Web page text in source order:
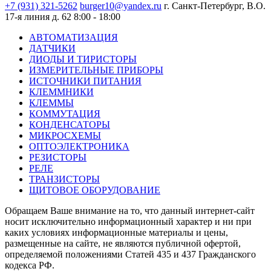
+7 (931) 321-5262 burger10@yandex.ru г. Санкт-Петербург, В.О.
17-я линия д. 62 8:00 - 18:00
АВТОМАТИЗАЦИЯ
ДАТЧИКИ
ДИОДЫ И ТИРИСТОРЫ
ИЗМЕРИТЕЛЬНЫЕ ПРИБОРЫ
ИСТОЧНИКИ ПИТАНИЯ
КЛЕММНИКИ
КЛЕММЫ
КОММУТАЦИЯ
КОНДЕНСАТОРЫ
МИКРОСХЕМЫ
ОПТОЭЛЕКТРОНИКА
РЕЗИСТОРЫ
РЕЛЕ
ТРАНЗИСТОРЫ
ЩИТОВОЕ ОБОРУДОВАНИЕ
Обращаем Ваше внимание на то, что данный интернет-сайт
носит исключительно информационный характер и ни при
каких условиях информационные материалы и цены,
размещенные на сайте, не являются публичной офертой,
определяемой положениями Статей 435 и 437 Гражданского
кодекса РФ.